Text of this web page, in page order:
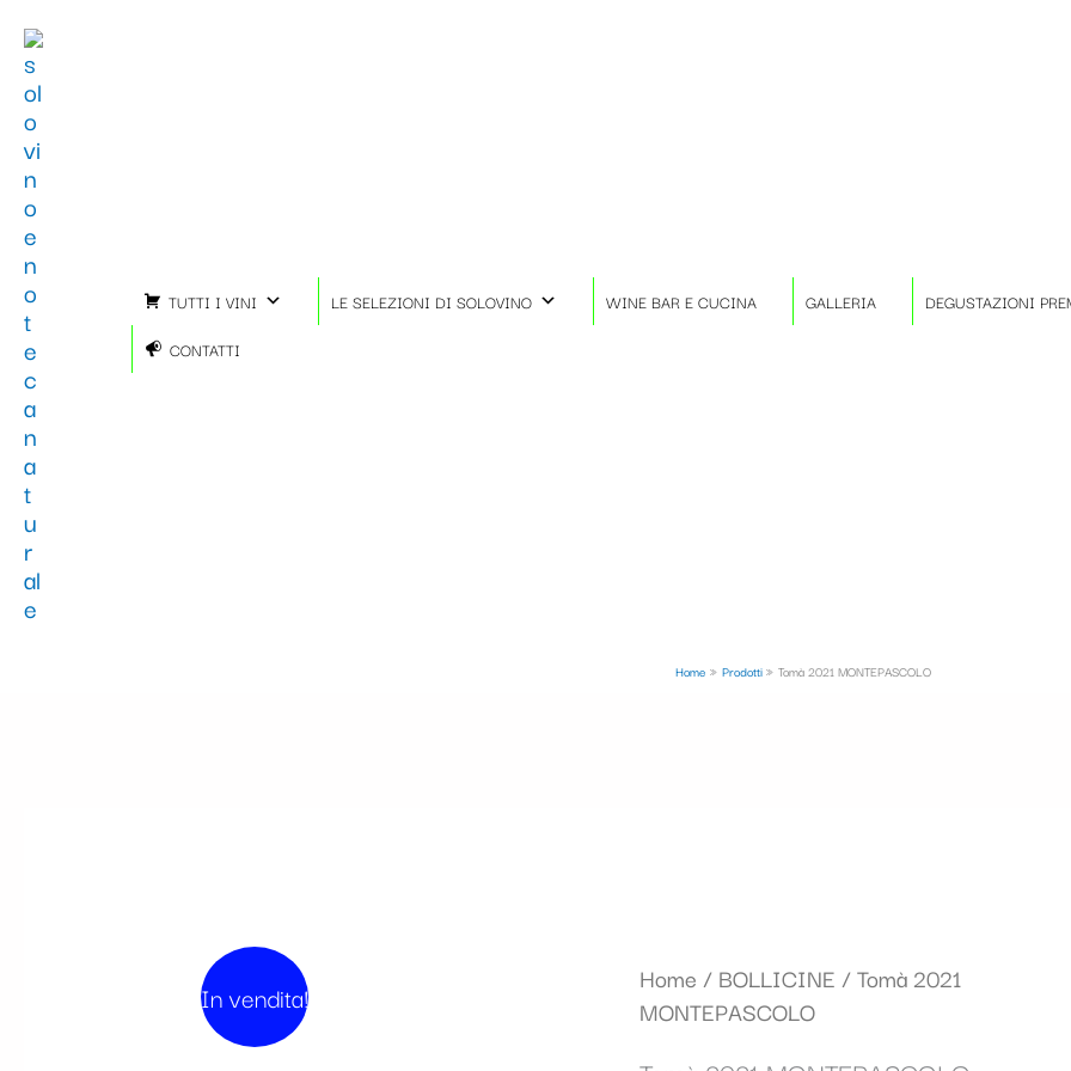
contenuto
TUTTI I VINI LE SELEZIONI DI SOLOVINO WINE BAR E CUCINA GALLERIA DEGUSTAZIONI
CONTATTI
Home Prodotti Tomà 2021 MONTEPASCOLO
In vendita! Home / BOLLICINE / Tomà 2021
MONTEPASCOLO
Il
prezzo
Il